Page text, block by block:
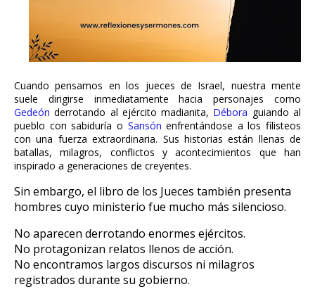
Cuando pensamos en los jueces de Israel, nuestra mente
suele dirigirse inmediatamente hacia personajes como
Gedeón derrotando al ejército madianita, Débora guiando al
pueblo con sabiduría o Sansón enfrentándose a los filisteos
con una fuerza extraordinaria. Sus historias están llenas de
batallas, milagros, conflictos y acontecimientos que han
inspirado a generaciones de creyentes.
Sin embargo, el libro de los Jueces también presenta
hombres cuyo ministerio fue mucho más silencioso.
No aparecen derrotando enormes ejércitos.
No protagonizan relatos llenos de acción.
No encontramos largos discursos ni milagros
registrados durante su gobierno.